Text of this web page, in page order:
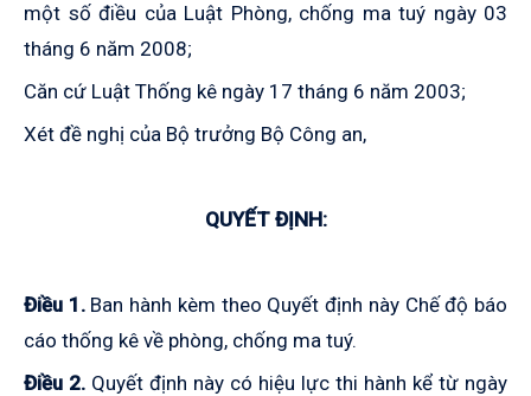
một số điều của Luật Phòng, chống ma tuý ngày 03
tháng 6 năm 2008;
Căn cứ Luật Thống kê ngày 17 tháng 6 năm 2003;
Xét đề nghị của Bộ trưởng Bộ Công an,
QUYẾT ĐỊNH:
Điều 1. Ban hành kèm theo Quyết định này Chế độ báo
cáo thống kê về phòng, chống ma tuý.
Điều 2. Quyết định này có hiệu lực thi hành kể từ ngày